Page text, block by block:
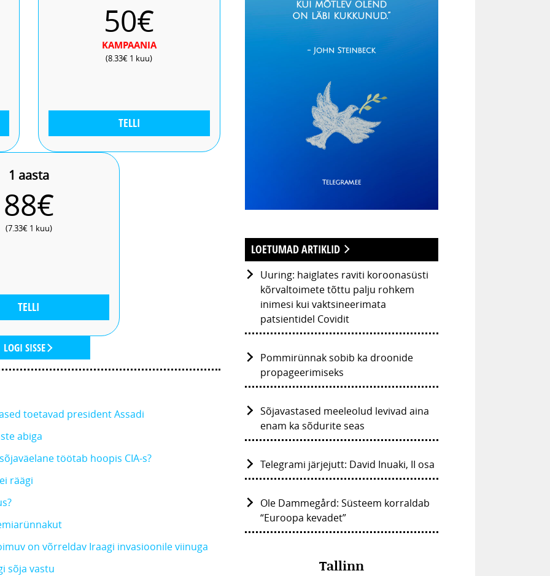
50€
KAMPAANIA
(8.33€ 1 kuu)
TELLI
1 aasta
88€
(7.33€ 1 kuu)
TELLI
LOGI SISSE
toetavad president Assadi
abiga
töötab hoopis CIA-s?
räägi
on võrreldav Iraagi invasioonile viinuga
sõja vastu
LOETUMAD ARTIKLID
Uuring: haiglates raviti koroonasüsti
kõrvaltoimete tõttu palju rohkem
inimesi kui vaktsineerimata
patsientidel Covidit
Pommirünnak sobib ka droonide
propageerimiseks
Sõjavastased meeleolud levivad aina
enam ka sõdurite seas
Telegrami järjejutt: David Inuaki, II osa
Ole Dammegård: Süsteem korraldab
“Euroopa kevadet”
Tallinn